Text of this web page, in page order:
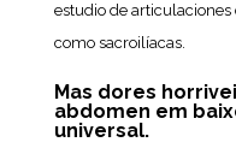
estudio de
como sacroilíacas.
Mas dores
abdomen em
universal.